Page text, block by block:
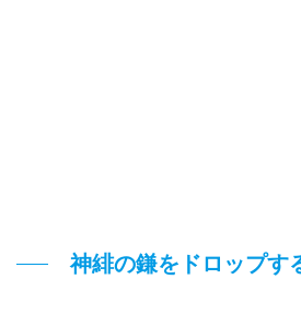
神緋の鎌をドロップす